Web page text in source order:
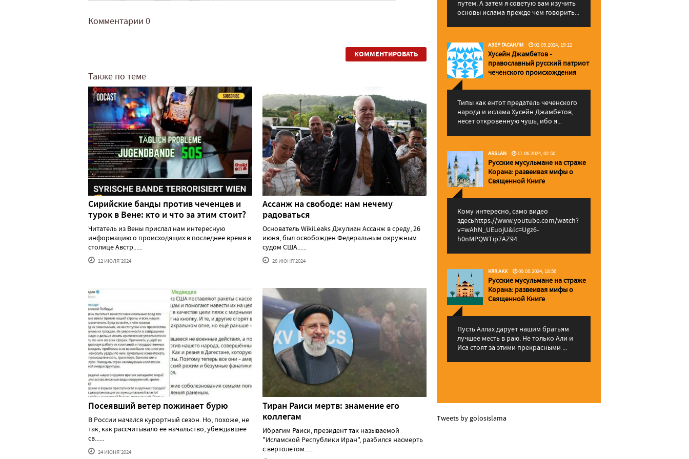
Комментарии 0
КОММЕНТИРОВАТЬ
Также по теме
Сирийские банды против чеченцев и
турок в Вене: кто и что за этим стоит?
Читатель из Вены прислал нам интересную
информацию о происходящих в последнее время в
столице Австр......
12 ИЮЛЯ'2024
Ассанж на свободе: нам нечему
радоваться
Основатель WikiLeaks Джулиан Ассанж в среду, 26
июня, был освобожден Федеральным окружным
судом США......
28 ИЮНЯ'2024
Посеявший ветер пожинает бурю
В России начался курортный сезон. Но, похоже, не
так, как рассчитывало ее начальство, убеждавшее
св......
24 ИЮНЯ'2024
Тиран Раиси мертв: знамение его
коллегам
Ибрагим Раиси, президент так называемой
"Исламской Республики Иран", разбился насмерть
с вертолетом......
путем. А затем я советую вам изучить
основы ислама прежде чем говорить...
АЗЕР ГАСАНЛИ 02.09.2024, 19:12
Хусейн Джамбетов -
православный русский патриот
чеченского происхождения
Типы как ентот предатель чеченского
народа и ислама Хусейн Джамбетов,
несет откровенную чушь, ибо я...
ARSLAN 11.06.2024, 02:50
Русские мусульмане на страже
Корана: pазвеивая мифы о
Священной Книге
Кому интересно, само видео
здесьhttps://www.youtube.com/watch?
v=wAhN_UEuojU&lc=Ugz6-
h0nMPQWTip7AZ94...
KRR AKK 09.06.2024, 18:56
Русские мусульмане на страже
Корана: pазвеивая мифы о
Священной Книге
Пусть Аллах дарует нашим братьям
лучшее месть в раю. Не только Али и
Иса стоят за этими прекрасными ...
Tweets by golosislama